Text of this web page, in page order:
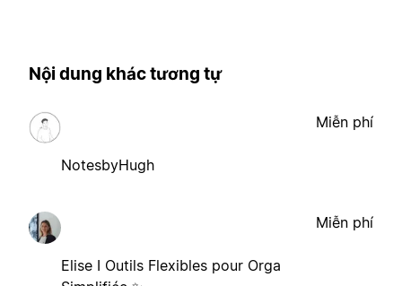
Nội dung khác tương tự
NotesbyHugh
Miễn phí
Elise I Outils Flexibles pour Orga
Miễn phí